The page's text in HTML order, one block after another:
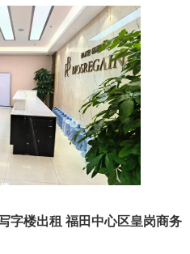
字楼出租 福田中心区皇岗商务